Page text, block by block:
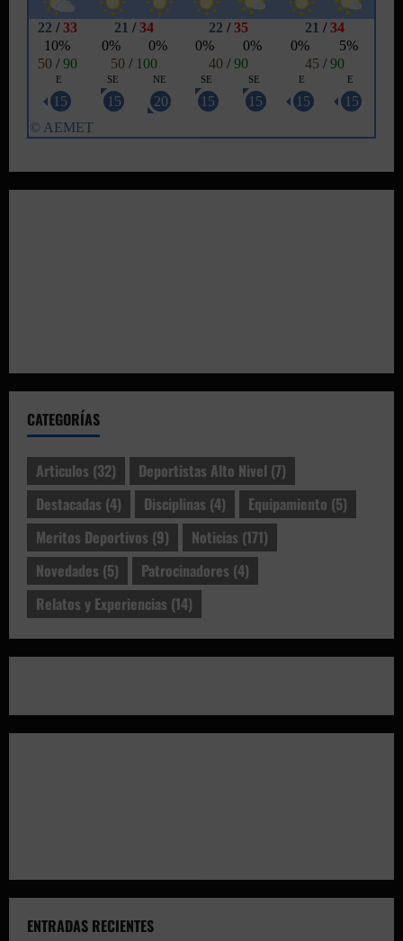
CATEGORÍAS
Articulos (32) Deportistas Alto Nivel (7)
Destacadas (4) Disciplinas (4) Equipamiento (5)
Meritos Deportivos (9) Noticias (171)
Novedades (5) Patrocinadores (4)
Relatos y Experiencias (14)
ENTRADAS RECIENTES